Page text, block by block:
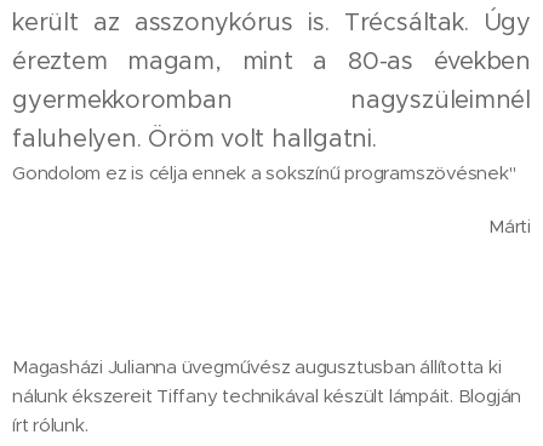
került az asszonykórus is. Trécsáltak. Úgy
éreztem magam, mint a 80-as években
gyermekkoromban nagyszüleimnél
faluhelyen. Öröm volt hallgatni.
Gondolom ez is célja ennek a sokszínű programszövésnek"
Márti
Magasházi Julianna üvegművész augusztusban állította ki
nálunk ékszereit Tiffany technikával készült lámpáit. Blogján
írt rólunk.